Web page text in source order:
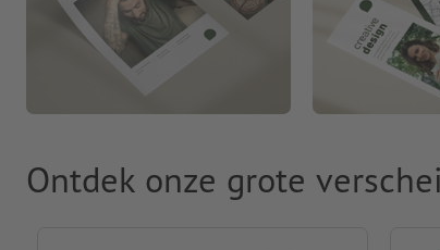
Ontdek onze grote